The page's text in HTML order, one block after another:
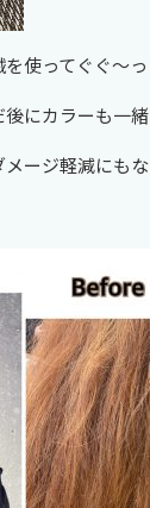
使ってぐぐ～
にカラーも一
ージ軽減にも